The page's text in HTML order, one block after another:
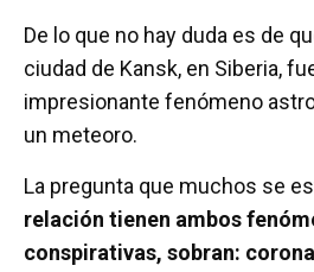
De lo que no hay duda es de
ciudad de Kansk, en Siberia,
impresionante fenómeno
un meteoro.
La pregunta que muchos se
relación tienen ambos
conspirativas, sobran: